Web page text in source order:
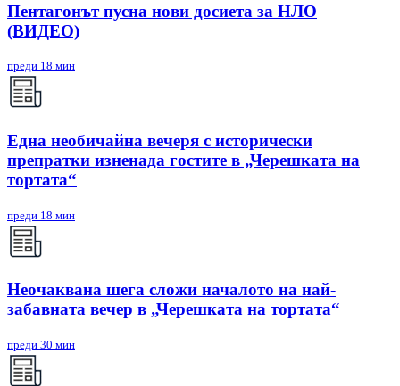
Пентагонът пусна нови досиета за НЛО
(ВИДЕО)
преди 18 мин
Една необичайна вечеря с исторически
препратки изненада гостите в „Черешката на
тортата“
преди 18 мин
Неочаквана шега сложи началото на най-
забавната вечер в „Черешката на тортата“
преди 30 мин